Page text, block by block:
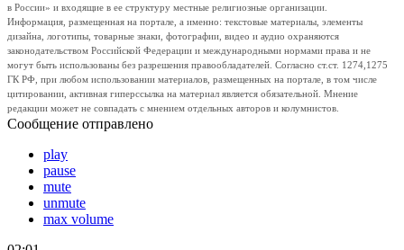
в России» и входящие в ее структуру местные религиозные организации.
Информация, размещенная на портале, а именно: текстовые материалы, элементы
дизайна, логотипы, товарные знаки, фотографии, видео и аудио охраняются
законодательством Российской Федерации и международными нормами права и не
могут быть использованы без разрешения правообладателей. Согласно ст.ст. 1274,1275
ГК РФ, при любом использовании материалов, размещенных на портале, в том числе
цитировании, активная гиперссылка на материал является обязательной. Мнение
редакции может не совпадать с мнением отдельных авторов и колумнистов.
Сообщение отправлено
play
pause
mute
unmute
max volume